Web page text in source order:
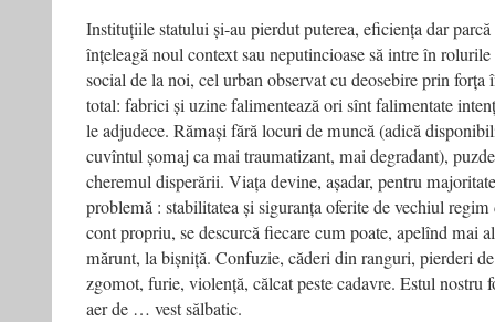
Instituțiile statului și-au pierdut puterea, eficiența dar
înțeleagă noul context sau neputincioase să intre în
social de la noi, cel urban observat cu deosebire prin
total: fabrici și uzine falimentează ori sînt falimentate
le adjudece. Rămași fără locuri de muncă (adică
cuvîntul șomaj ca mai traumatizant, mai degradant),
cheremul disperării. Viața devine, așadar, pentru
problemă : stabilitatea și siguranța oferite de vechiul
cont propriu, se descurcă fiecare cum poate, apelînd mai
mărunt, la bișniță. Confuzie, căderi din ranguri, pierderi
zgomot, furie, violență, călcat peste cadavre. Estul nostru
aer de … vest sălbatic.